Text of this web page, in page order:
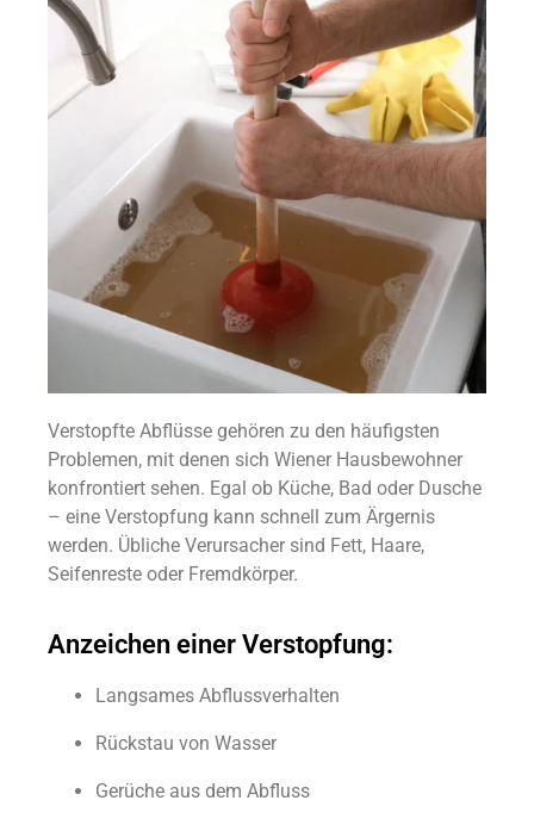
Verstopfte Abflüsse gehören zu den häufigsten
Problemen, mit denen sich Wiener Hausbewohner
konfrontiert sehen. Egal ob Küche, Bad oder Dusche
– eine Verstopfung kann schnell zum Ärgernis
werden. Übliche Verursacher sind Fett, Haare,
Seifenreste oder Fremdkörper.
Anzeichen einer Verstopfung:
Langsames Abflussverhalten
Rückstau von Wasser
Gerüche aus dem Abfluss